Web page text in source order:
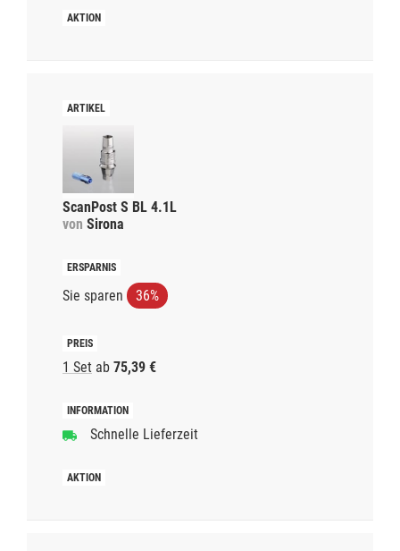
ScanPost S BL 4.1L
von Sirona
Sie sparen 36%
1 Set ab 75,39 €
Schnelle Lieferzeit